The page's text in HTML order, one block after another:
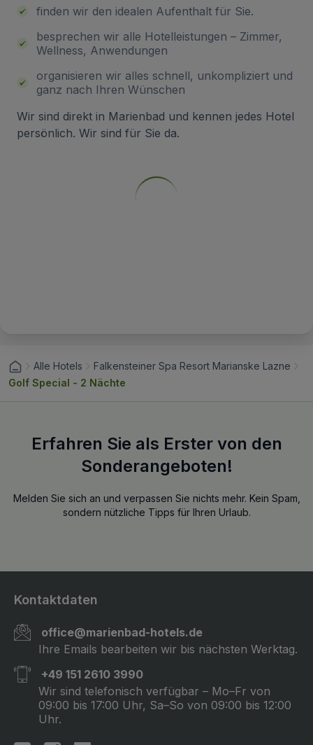
finden wir den idealen Aufenthalt für Sie.
besprechen wir alle Hotelleistungen – Zimmer,
Wellness, Anwendungen
organisieren wir alles schnell, unkompliziert und
ganz nach Ihren Wünschen
Wir sind direkt in Marienbad und kennen jedes Hotel
persönlich. Wir sind für Sie da.
Alle Hotels
Falkensteiner Spa Resort Marianske Lazne
Golf Special - 2 Nächte
Erfahren Sie als Erster von den
Sonderangeboten!
Melden Sie sich an und verpassen Sie nichts mehr. Kein Spam,
sondern nützliche Tipps für Ihren Urlaub.
Kontaktdaten
office@marienbad-hotels.de
Ihre Emails bearbeiten wir bis nächsten Werktag.
+49 151 2610 3990
Wir sind telefonisch verfügbar – Mo–Fr von
09:00 bis 17:00 Uhr, Sa–So von 09:00 bis 12:00
Uhr.